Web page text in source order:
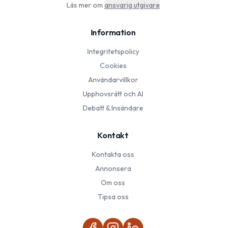
Läs mer om ansvarig utgivare
Information
Integritetspolicy
Cookies
Användarvillkor
Upphovsrätt och AI
Debatt & Insändare
Kontakt
Kontakta oss
Annonsera
Om oss
Tipsa oss